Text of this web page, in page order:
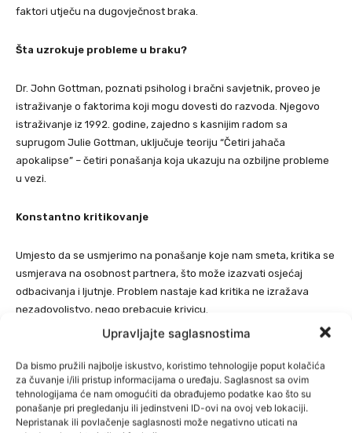
Upravljajte saglasnostima
Da bismo pružili najbolje iskustvo, koristimo tehnologije poput kolačića
za čuvanje i/ili pristup informacijama o uređaju. Saglasnost sa ovim
tehnologijama će nam omogućiti da obrađujemo podatke kao što su
ponašanje pri pregledanju ili jedinstveni ID-ovi na ovoj veb lokaciji.
Nepristanak ili povlačenje saglasnosti može negativno uticati na
faktori utječu na dugovječnost braka.
Šta uzrokuje probleme u braku?
Dr. John Gottman, poznati psiholog i bračni savjetnik, proveo je
istraživanje o faktorima koji mogu dovesti do razvoda. Njegovo
istraživanje iz 1992. godine, zajedno s kasnijim radom sa
suprugom Julie Gottman, uključuje teoriju “Četiri jahača
apokalipse” – četiri ponašanja koja ukazuju na ozbiljne probleme
u vezi.
Konstantno kritikovanje
Umjesto da se usmjerimo na ponašanje koje nam smeta, kritika se
usmjerava na osobnost partnera, što može izazvati osjećaj
odbacivanja i ljutnje. Problem nastaje kad kritika ne izražava
nezadovoljstvo, nego prebacuje krivicu.
Ovo ponašanje se javlja kada partner pokušava opravdati svoje
greške ili napada drugog partnera. Ovakvo ponašanje ometa
rješavanje sukoba jer se fokusira na izbjegavanje odgovornosti,